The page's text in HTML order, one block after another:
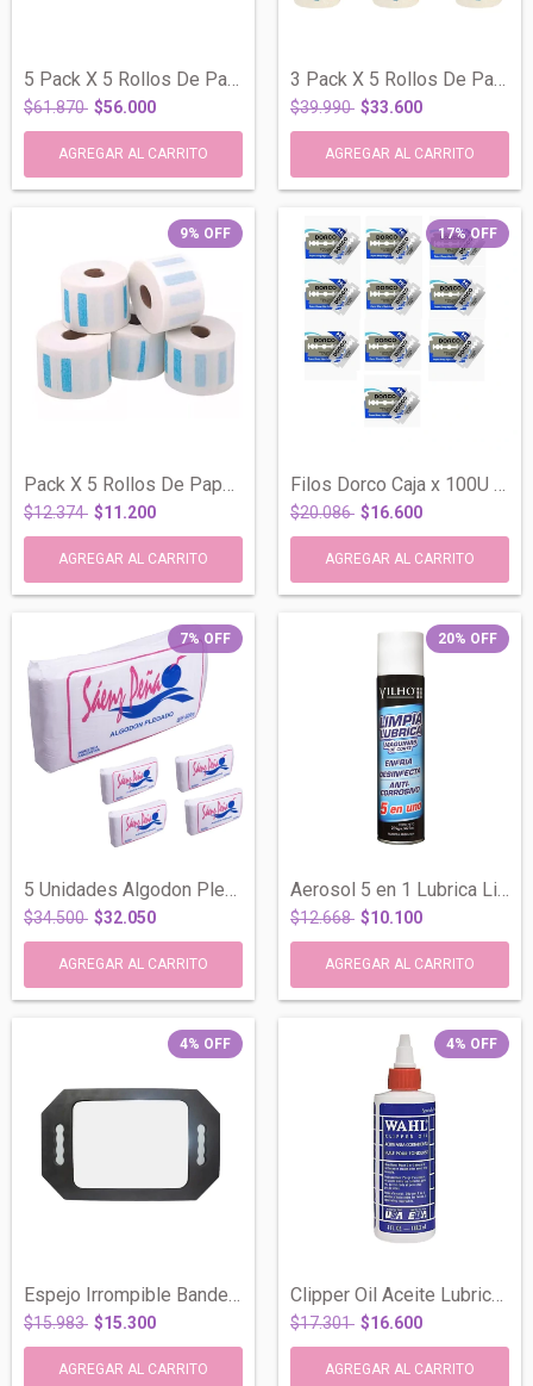
5 Pack X 5 Rollos De Papel Cubre Cuello...
$61.870 $56.000
3 Pack X 5 Rollos De Papel Cubre Cuello...
$39.990 $33.600
9% OFF
Pack X 5 Rollos De Papel Cubre Cuello Ba...
$12.374 $11.200
17%OFF
Filos Dorco Caja x 100U Navajin HQ Hojas...
$20.086 $16.600
7%OFF
5 Unidades Algodon Plegado x 500 Gr Saen...
$34.500 $32.050
20% OFF
Aerosol 5 en 1 Lubrica Limpia Enfria Maq...
$12.668 $10.100
4% OFF
Espejo Irrompible Bandeja Goma De Mano P...
$15.983 $15.300
4% OFF
Clipper Oil Aceite Lubricante Para Cuchi...
$17.301 $16.600